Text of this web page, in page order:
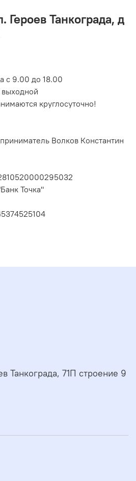
Героев Танкограда, д
с 9.00 до 18.00
круглосуточно!
Волков Константин
Точка"
Танкограда, 71П строение 9